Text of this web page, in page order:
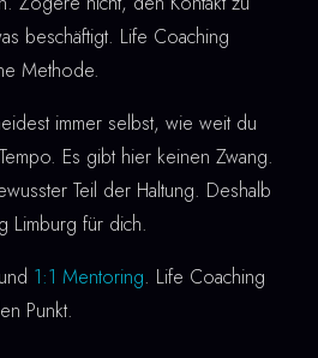
beschäftigt. Life Coaching
Methode.
immer selbst, wie weit du
Es gibt hier keinen Zwang.
Teil der Haltung. Deshalb
Limburg für dich.
und 1:1 Mentoring. Life Coaching
Punkt.